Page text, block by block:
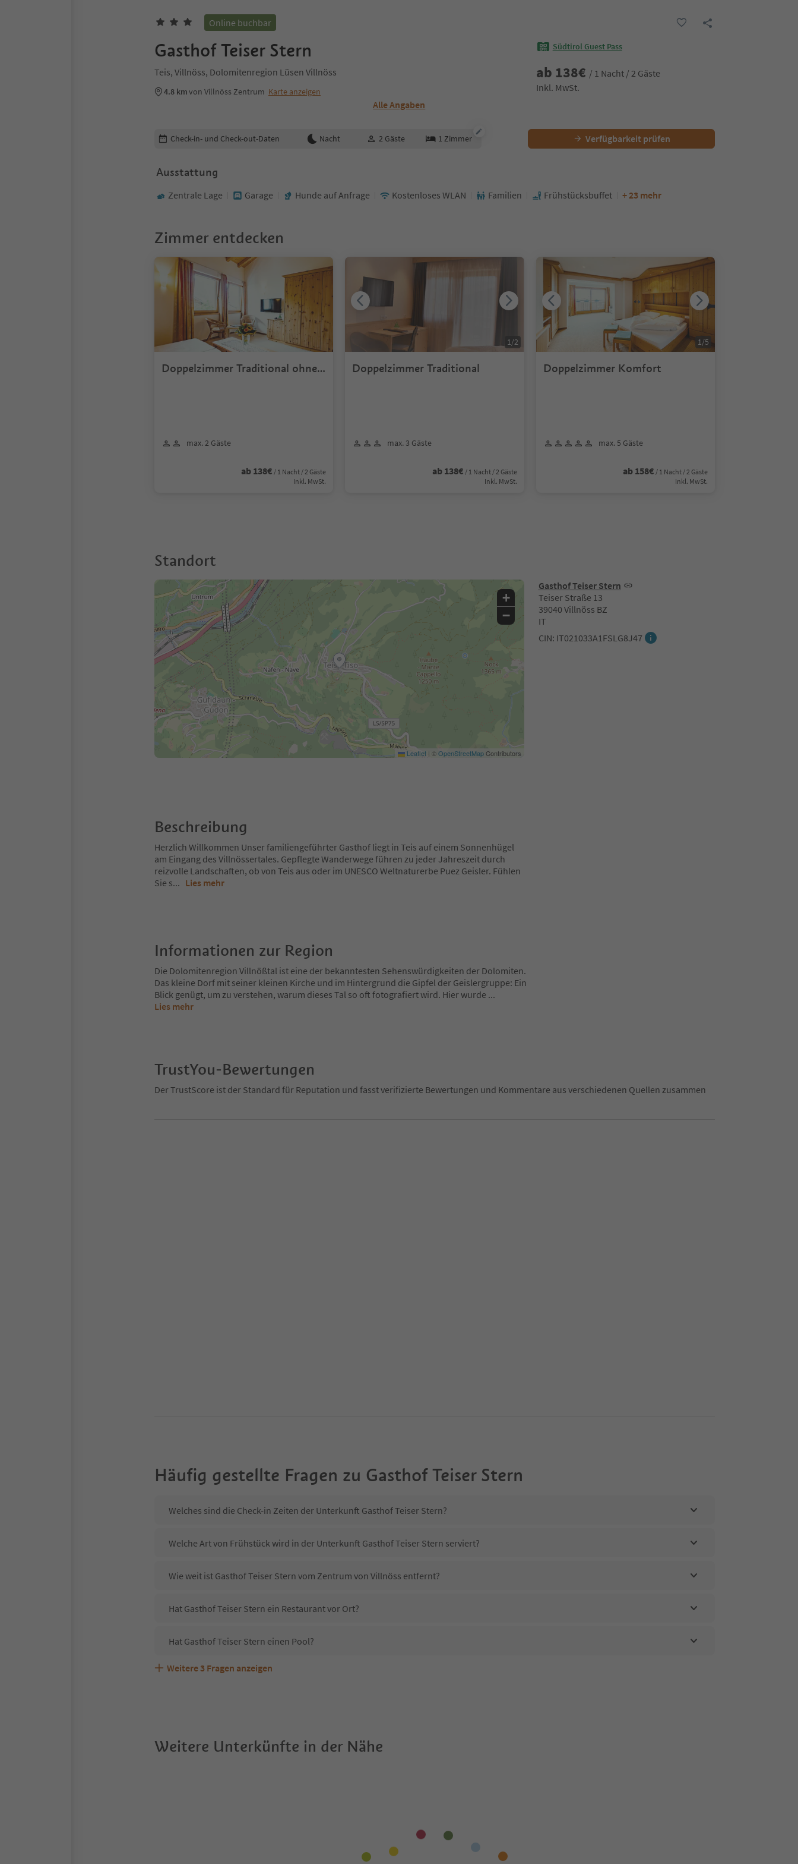
Online buchbar
Gasthof Teiser Stern
Teis, Villnöss, Dolomitenregion Lüsen Villnöss
4.8 kmvon Villnöss Zentrum Karte anzeigen
Alle Angaben
Südtirol Guest Pass
ab 138€ / 1 Nacht / 2 Gäste
Inkl. MwSt.
Buchungsdetails bearbeiten
Check-in- und Check-out-Daten Nacht 2 Gäste 1 Zimmer Verfügbarkeit prüfen
Ausstattung
Zentrale Lage Garage Hunde auf Anfrage Kostenloses WLAN Familien Frühstücksbuffet + 23 mehr
Zimmer entdecken
Doppelzimmer Traditional ohne
max. 2 Gäste
ab 138€ / 1 Nacht / 2 Gäste
Inkl. MwSt.
Doppelzimmer Traditional
max. 3 Gäste
ab 138€ / 1 Nacht / 2 Gäste
Inkl. MwSt.
1/2
Doppelzimmer Komfort
max. 5 Gäste
ab 158€ / 1 Nacht / 2 Gäste
Inkl. MwSt.
1/5
Standort
Gasthof Teiser Stern
Teiser Straße 13
39040 Villnöss BZ
IT
CIN: IT021033A1FSLG8J47
+
−
Leaflet | ©OpenStreetMapContributors
Beschreibung
Herzlich Willkommen Unser familiengeführter Gasthof liegt in Teis auf einem Sonnenhügel
am Eingang des Villnössertales. Gepflegte Wanderwege führen zu jeder Jahreszeit durch
reizvolle Landschaften, ob von Teis aus oder im UNESCO Weltnaturerbe Puez Geisler. Fühlen
Sie s... Lies mehr
Informationen zur Region
Die Dolomitenregion Villnößtal ist eine der bekanntesten Sehenswürdigkeiten der Dolomiten.
Das kleine Dorf mit seiner kleinen Kirche und im Hintergrund die Gipfel der Geislergruppe: Ein
Blick genügt, um zu verstehen, warum dieses Tal so oft fotografiert wird. Hier wurde ...
Lies mehr
TrustYou-Bewertungen
Der TrustScore ist der Standard für Reputation und fasst verifizierte Bewertungen und Kommentare aus verschiedenen Quellen zusammen
Häufig gestellte Fragen zu Gasthof Teiser Stern
Welches sind die Check-in Zeiten der Unterkunft Gasthof Teiser Stern?
Welche Art von Frühstück wird in der Unterkunft Gasthof Teiser Stern serviert?
Wie weit ist Gasthof Teiser Stern vom Zentrum von Villnöss entfernt?
Hat Gasthof Teiser Stern ein Restaurant vor Ort?
Hat Gasthof Teiser Stern einen Pool?
Sind Haustiere in der Unterkunft Gasthof Teiser Stern erlaubt?
Welche Services bietet Gasthof Teiser Stern?
Weitere 3 Fragen anzeigen
Weitere Unterkünfte in der Nähe